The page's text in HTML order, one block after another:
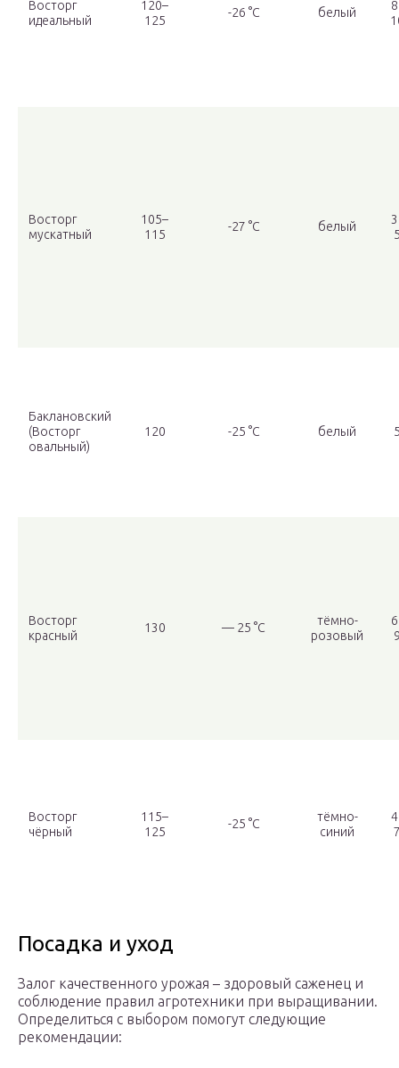
Восторг
идеальный
120–
125
-26 °С белый
Восторг
мускатный
105–
115
-27 °С белый
Баклановский
(Восторг
овальный)
120 -25 °С белый
Восторг
красный
130 — 25 °С
тёмно-
розовый
Восторг
чёрный
115–
125
-25 °С
тёмно-
синий
Посадка и уход
Залог качественного урожая – здоровый саженец и
соблюдение правил агротехники при выращивании.
Определиться с выбором помогут следующие
рекомендации: